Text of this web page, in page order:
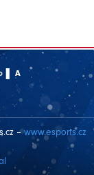
A
–www.esports.cz